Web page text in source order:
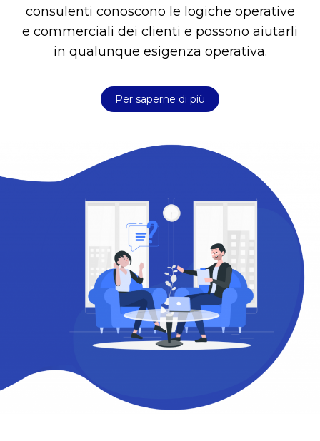
consulenti conoscono le logiche operative
e commerciali dei clienti e possono aiutarli
in qualunque esigenza operativa.
Per saperne di più